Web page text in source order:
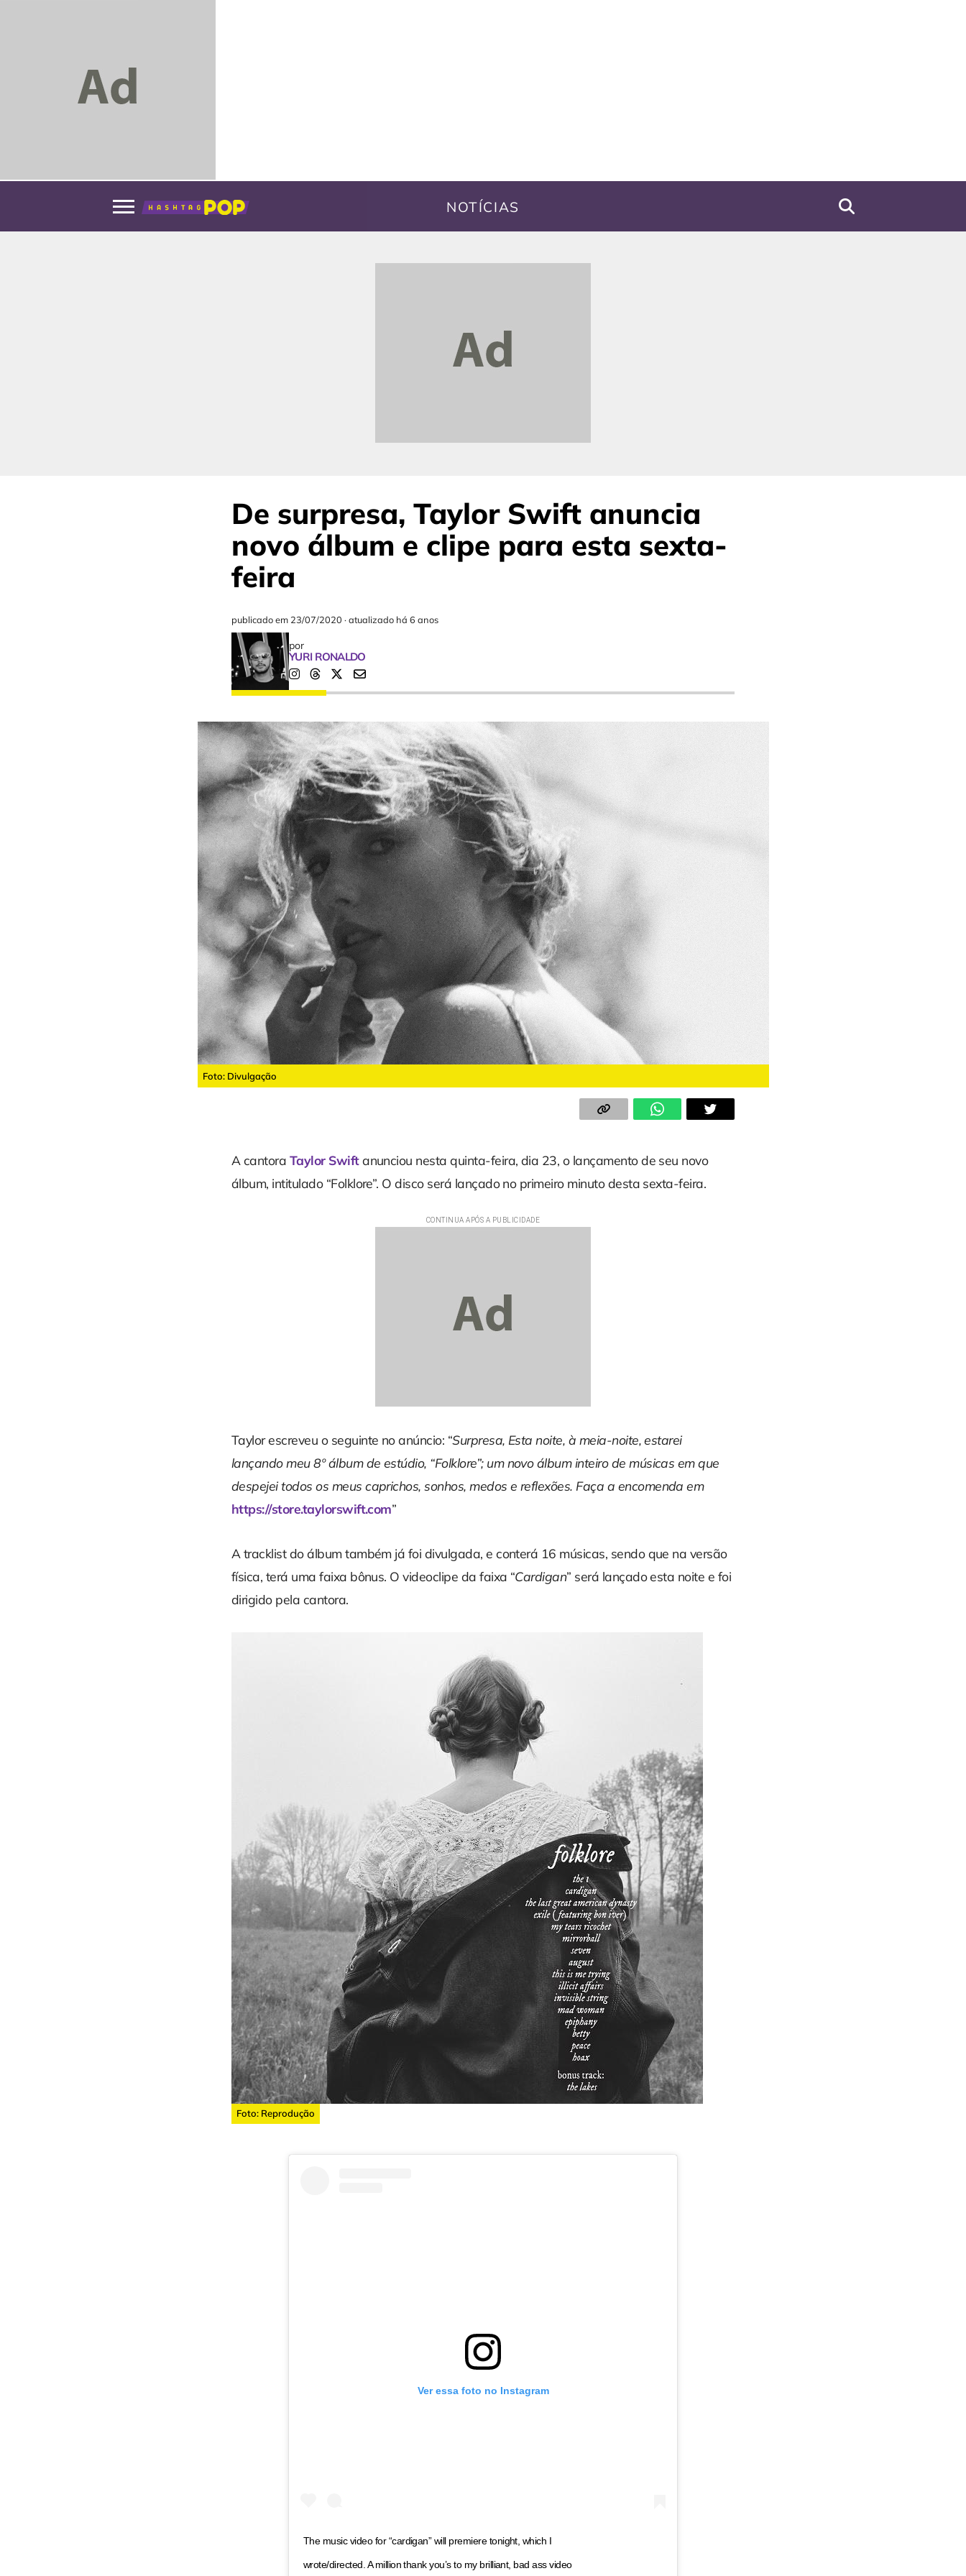
NOTÍCIAS
De surpresa, Taylor Swift anuncia
novo álbum e clipe para esta sexta-
feira
publicado em 23/07/2020 ·atualizado há 6 anos
por
YURI RONALDO
Foto: Divulgação
A cantora Taylor Swiftanunciou nesta quinta-feira, dia 23, o lançamento de seu novo
álbum, intitulado “Folklore”. O disco será lançado no primeiro minuto desta sexta-feira.
Taylor escreveu o seguinte no anúncio: “Surpresa, Esta noite, à meia-noite, estarei
lançando meu 8º álbum de estúdio, “Folklore”; um novo álbum inteiro de músicas em que
despejei todos os meus caprichos, sonhos, medos e reflexões. Faça a encomenda em
https://store.taylorswift.com”
A tracklist do álbum também já foi divulgada, e conterá 16 músicas, sendo que na versão
física, terá uma faixa bônus. O videoclipe da faixa “Cardigan” será lançado esta noite e foi
dirigido pela cantora.
Foto: Reprodução
Ver essa foto no Instagram
The music video for “cardigan” will premiere tonight, which I
wrote/directed. A million thank you’s to my brilliant, bad ass video